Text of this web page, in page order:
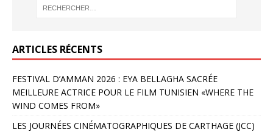
ARTICLES RÉCENTS
FESTIVAL D’AMMAN 2026 : EYA BELLAGHA SACRÉE
MEILLEURE ACTRICE POUR LE FILM TUNISIEN «WHERE THE
WIND COMES FROM»
LES JOURNÉES CINÉMATOGRAPHIQUES DE CARTHAGE (JCC)